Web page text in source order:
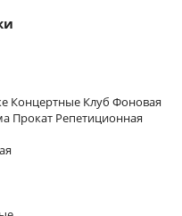
Концертные Клуб Фоновая
Прокат Репетиционная